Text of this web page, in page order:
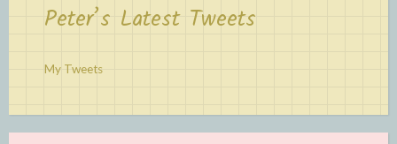
Peter’s Latest Tweets
My Tweets